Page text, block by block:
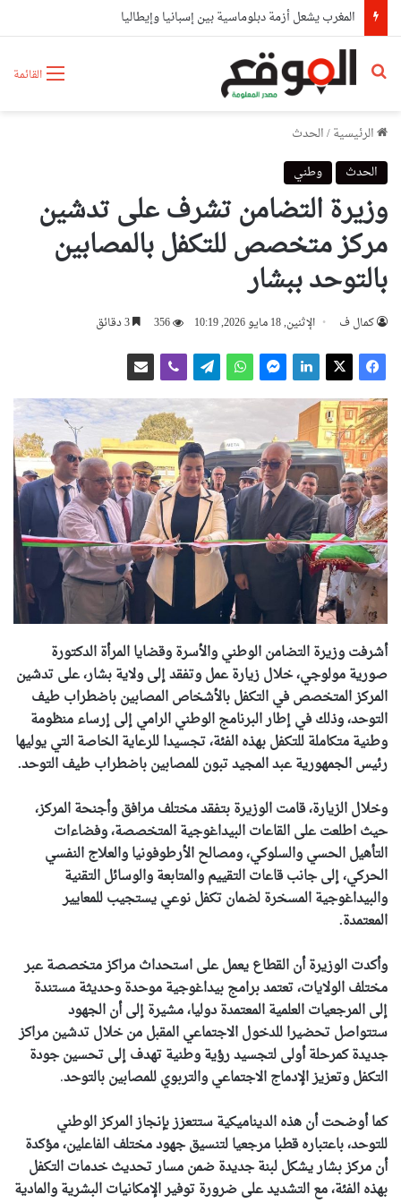
المغرب يشعل أزمة دبلوماسية بين إسبانيا وإيطاليا
القائمة بحث عن
الرئيسية/الحدث
الحدث
وطني
وزيرة التضامن تشرف على تدشين
مركز متخصص للتكفل بالمصابين
بالتوحد ببشار
كمال ف الإثنين, 18 مايو 2026, 10:19 356
أشرفت وزيرة التضامن الوطني والأسرة وقضايا المرأة الدكتورة
صورية مولوجي، خلال زيارة عمل وتفقد إلى ولاية بشار، على تدشين
المركز المتخصص في التكفل بالأشخاص المصابين باضطراب طيف
التوحد، وذلك في إطار البرنامج الوطني الرامي إلى إرساء منظومة
وطنية متكاملة للتكفل بهذه الفئة، تجسيدا للرعاية الخاصة التي يوليها
رئيس الجمهورية عبد المجيد تبون للمصابين باضطراب طيف التوحد.
وخلال الزيارة، قامت الوزيرة بتفقد مختلف مرافق وأجنحة المركز،
حيث اطلعت على القاعات البيداغوجية المتخصصة، وفضاءات
التأهيل الحسي والسلوكي، ومصالح الأرطوفونيا والعلاج النفسي
الحركي، إلى جانب قاعات التقييم والمتابعة والوسائل التقنية
والبيداغوجية المسخرة لضمان تكفل نوعي يستجيب للمعايير
المعتمدة.
وأكدت الوزيرة أن القطاع يعمل على استحداث مراكز متخصصة عبر
مختلف الولايات، تعتمد برامج بيداغوجية موحدة وحديثة مستندة
إلى المرجعيات العلمية المعتمدة دوليا، مشيرة إلى أن الجهود
ستتواصل تحضيرا للدخول الاجتماعي المقبل من خلال تدشين مراكز
جديدة كمرحلة أولى لتجسيد رؤية وطنية تهدف إلى تحسين جودة
التكفل وتعزيز الإدماج الاجتماعي والتربوي للمصابين بالتوحد.
كما أوضحت أن هذه الديناميكية ستتعزز بإنجاز المركز الوطني
للتوحد، باعتباره قطبا مرجعيا لتنسيق جهود مختلف الفاعلين، مؤكدة
أن مركز بشار يشكل لبنة جديدة ضمن مسار تحديث خدمات التكفل
بهذه الفئة، مع التشديد على ضرورة توفير الإمكانيات البشرية والمادية